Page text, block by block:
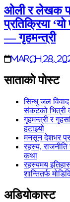
ओली र लेखक
प्रतिक्रिया
— गृहमन्त्री
March 28,
साताकाे पाेस्ट
सिन्धु जल
संकटको भित्री
गृहमन्त्री र
हटाइयो
मनसून देशभर
रहस्य,
कथा
रहस्यमय
शान्तितर्फ
अडियाेकास्ट